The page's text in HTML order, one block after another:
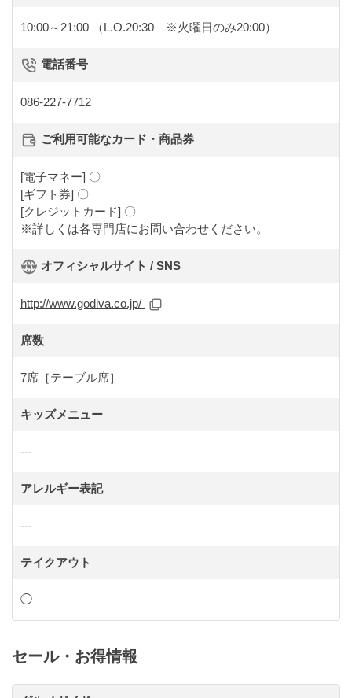
10:00～21:00 （L.O.20:30 ※火曜日のみ20:00）
電話番号
086-227-7712
ご利用可能なカード・商品券
[電子マネー] 〇
[ギフト券] 〇
[クレジットカード] 〇
※詳しくは各専門店にお問い合わせください。
オフィシャルサイト / SNS
http://www.godiva.co.jp/
席数
7席［テーブル席］
キッズメニュー
---
アレルギー表記
---
テイクアウト
◯
セール・お得情報